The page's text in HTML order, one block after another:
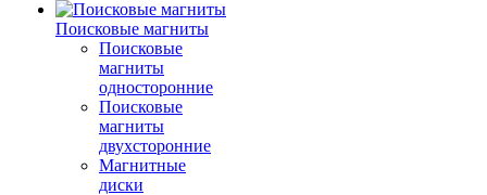
Поисковые магниты
Поисковые
магниты
односторонние
Поисковые
магниты
двухсторонние
Магнитные
диски